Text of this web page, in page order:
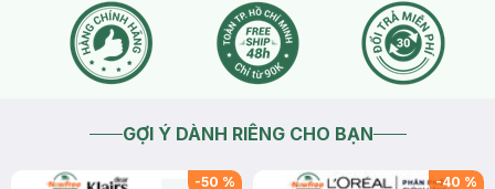
GỢI Ý DÀNH RIÊNG CHO BẠN
-50 % -40 %